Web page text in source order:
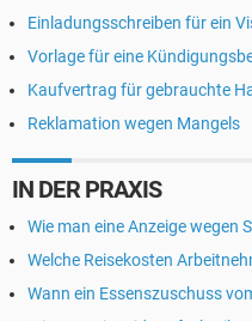
Einladungsschreiben für ein
Vorlage für eine
Kaufvertrag für gebrauchte
Reklamation wegen Mangels
IN DER PRAXIS
Wie man eine Anzeige wegen
Welche Reisekosten
Wann ein Essenszuschuss